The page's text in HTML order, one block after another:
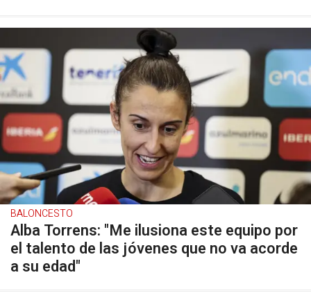
BALONCESTO
Alba Torrens: "Me ilusiona este equipo por
el talento de las jóvenes que no va acorde
a su edad"